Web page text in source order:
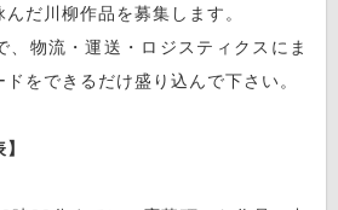
だ川柳作品を募集します。
、物流・運送・ロジスティクスにま
をできるだけ盛り込んで下さい。